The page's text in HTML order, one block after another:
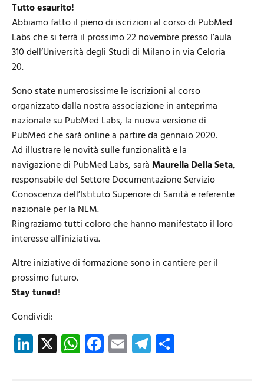
Tutto esaurito!
Abbiamo fatto il pieno di iscrizioni al corso di PubMed
Labs che si terrà il prossimo 22 novembre presso l’aula
310 dell’Università degli Studi di Milano in via Celoria
20.
Sono state numerosissime le iscrizioni al corso
organizzato dalla nostra associazione in anteprima
nazionale su PubMed Labs, la nuova versione di
PubMed che sarà online a partire da gennaio 2020.
Ad illustrare le novità sulle funzionalità e la
navigazione di PubMed Labs, saràMaurella Della Seta,
responsabile del Settore Documentazione Servizio
Conoscenza dell’Istituto Superiore di Sanità e referente
nazionale per la NLM.
Ringraziamo tutti coloro che hanno manifestato il loro
interesse all'iniziativa.
Altre iniziative di formazione sono in cantiere per il
prossimo futuro.
Stay tuned!
Condividi:
LinkedIn
X WhatsApp
Facebook
EmailTelegram